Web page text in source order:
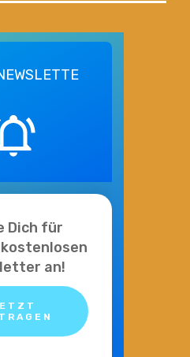
Dich für
an!